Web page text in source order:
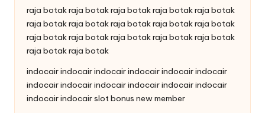
raja botakraja botakraja botakraja botakraja botak
raja botakraja botakraja botakraja botakraja botak
raja botakraja botakraja botakraja botakraja botak
raja botakraja botak
indocairindocairindocairindocairindocairindocair
indocairindocairindocairindocairindocairindocair
indocairindocairslot bonus new member